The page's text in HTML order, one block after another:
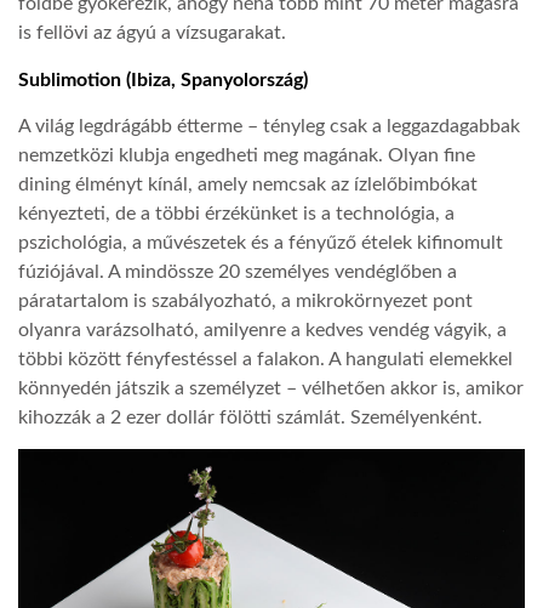
is fellövi az ágyú a vízsugarakat.
Sublimotion (Ibiza, Spanyolország)
A világ legdrágább étterme – tényleg csak a leggazdagabbak
nemzetközi klubja engedheti meg magának. Olyan fine
dining élményt kínál, amely nemcsak az ízlelőbimbókat
kényezteti, de a többi érzékünket is a technológia, a
pszichológia, a művészetek és a fényűző ételek kifinomult
fúziójával. A mindössze 20 személyes vendéglőben a
páratartalom is szabályozható, a mikrokörnyezet pont
olyanra varázsolható, amilyenre a kedves vendég vágyik, a
többi között fényfestéssel a falakon. A hangulati elemekkel
könnyedén játszik a személyzet – vélhetően akkor is, amikor
kihozzák a 2 ezer dollár fölötti számlát. Személyenként.